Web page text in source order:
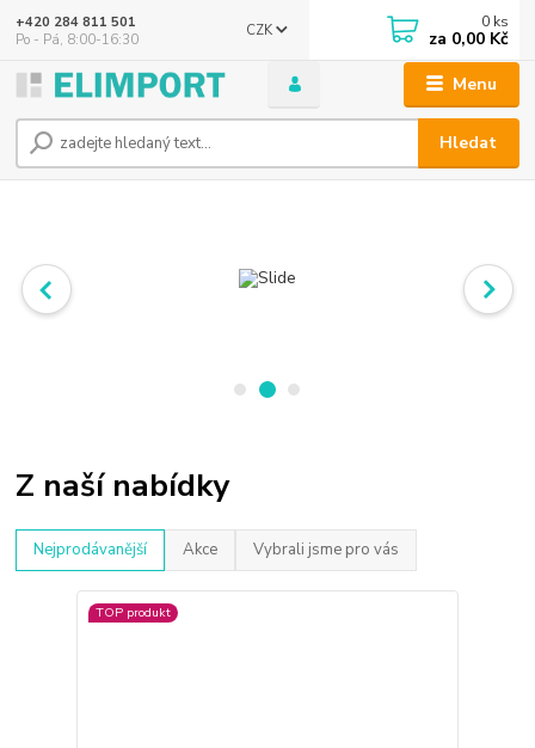
Menu
CZK
Hledat
+420 284 811 501
Po - Pá, 8:00-16:30
0 ks
za 0,00 Kč
Z naší nabídky
Nejprodávanější Akce Vybrali jsme pro vás
TOP produkt